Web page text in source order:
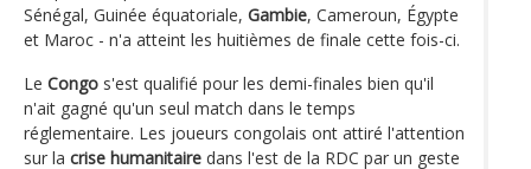
Sénégal, Guinée équatoriale, Gambie, Cameroun, Égypte
et Maroc - n'a atteint les huitièmes de finale cette fois-ci.
Le Congo s'est qualifié pour les demi-finales bien qu'il
n'ait gagné qu'un seul match dans le temps
réglementaire. Les joueurs congolais ont attiré l'attention
sur la crise humanitaire dans l'est de la RDC par un geste